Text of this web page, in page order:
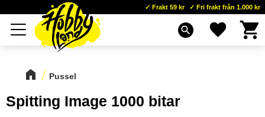
Meny
Frakt 59 kr Fri frakt från 1.000 kr
search Favoriter
Pussel
Spitting Image 1000 bitar